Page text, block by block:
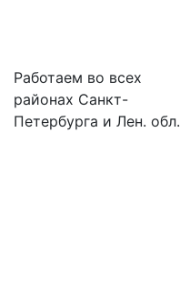
Работаем во всех
районах Санкт-
Петербурга и Лен. обл.